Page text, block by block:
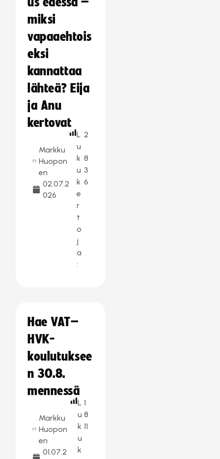
miksi
vapaaehtois
eksi
kannattaa
lähteä? Eija
ja Anu
kertovat
Markku
Huopon
en
02.07.2
026
L
u
k
u
k
e
r
t
o
j
a
:
2
8
3
6
Hae VAT–
HVK-
koulutuksee
n 30.8.
mennessä
Markku
Huopon
en
01.07.2
L
u
k
u
k
1
8
11